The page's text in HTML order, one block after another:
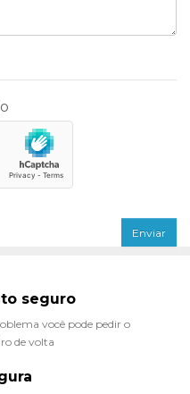
seguro
você pode pedir o
de volta